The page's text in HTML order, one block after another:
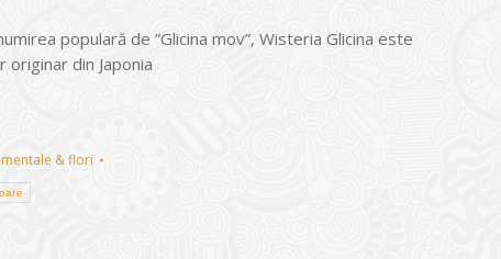
populară de ”Glicina mov”, Wisteria Glicina este
din Japonia
& flori